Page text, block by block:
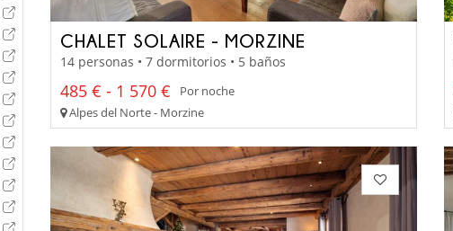
CHALET SOLAIRE - MORZINE
14 personas • 7 dormitorios • 5 baños
485 € - 1 570 €
Por noche
Alpes del Norte - Morzine